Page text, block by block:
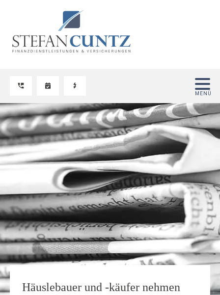
Häuslebauer und -käufer nehmen